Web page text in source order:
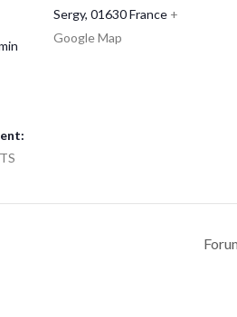
Sergy, 01630France +
Google Map